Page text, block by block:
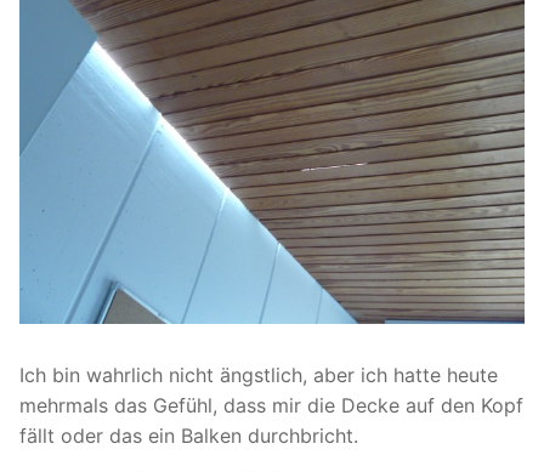
Ich bin wahrlich nicht ängstlich, aber ich hatte heute
mehrmals das Gefühl, dass mir die Decke auf den Kopf
fällt oder das ein Balken durchbricht.